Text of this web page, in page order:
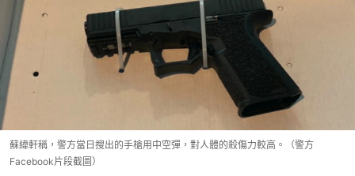
蘇緯軒稱，警方當日搜出的手槍用中空彈，對人體的殺傷力較高。（警方
Facebook片段截圖）